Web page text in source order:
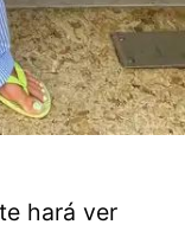
hará ver